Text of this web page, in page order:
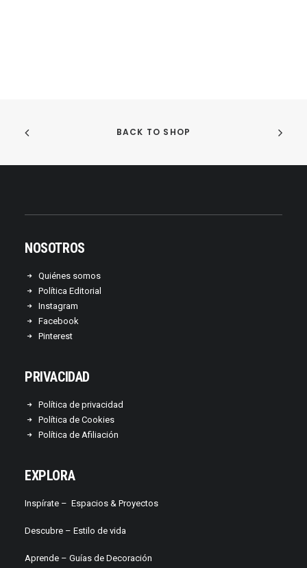
BACK TO SHOP
NOSOTROS
Quiénes somos
Política Editorial
Instagram
Facebook
Pinterest
PRIVACIDAD
Política de privacidad
Política de Cookies
Política de Afiliación
EXPLORA
Inspírate – Espacios & Proyectos
Descubre – Estilo de vida
Aprende – Guías de Decoración